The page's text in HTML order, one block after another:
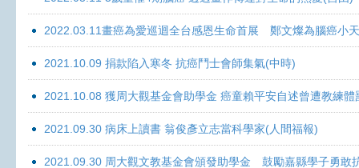
2022.03.11畫癌為愛巡迴全台感恩生命首展 鄭文燦為腦癌小
2021.10.09 捐款陷入寒冬 抗癌鬥士會師集氣(中時)
2021.10.08 獲周大觀基金會助學金 癌童賴平安自述曾遭教練體
2021.09.30 病床上讀書 翁俊彥立志當科學家(人間福報)
2021.09.30 周大觀文教基金會頒發助學金 鼓勵嘉縣學子勇敢